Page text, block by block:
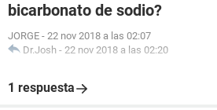
bicarbonato de sodio?
JORGE - 22 nov 2018 a las 02:07
Dr.Josh - 22 nov 2018 a las 02:20
1 respuesta